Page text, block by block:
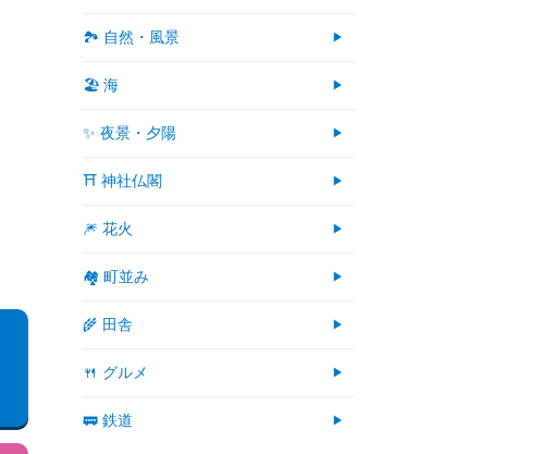
🏞️ 自然・風景
🏖 海
✨ 夜景・夕陽
⛩ 神社仏閣
🎆 花火
🏘 町並み
🌾 田舎
🍴 グルメ
🚃 鉄道